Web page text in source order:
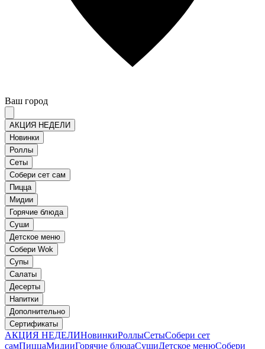
Ваш город
АКЦИЯ НЕДЕЛИ
Новинки
Роллы
Сеты
Собери сет сам
Пицца
Мидии
Горячие блюда
Суши
Детское меню
Собери Wok
Супы
Салаты
Десерты
Напитки
Дополнительно
Сертификаты
АКЦИЯ НЕДЕЛИНовинкиРоллыСетыСобери сет
самПиццаМидииГорячие блюдаСушиДетское менюСобери